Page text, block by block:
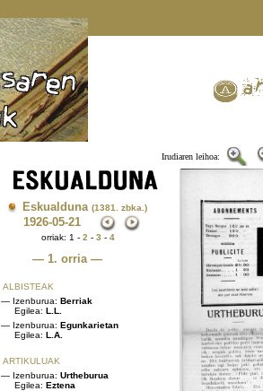
Irudiaren leihoa:
Eskualduna (1381. zbka.)
1926-05-21
orriak: 1 - 2 - 3 - 4
— 1. orria —
ALBISTEAK
— Izenburua: Berriak
Egilea: L.L.
— Izenburua: Egunkarietan
Egilea: L.A.
ARTIKULUAK
— Izenburua: Urtheburua
Egilea: Eztena